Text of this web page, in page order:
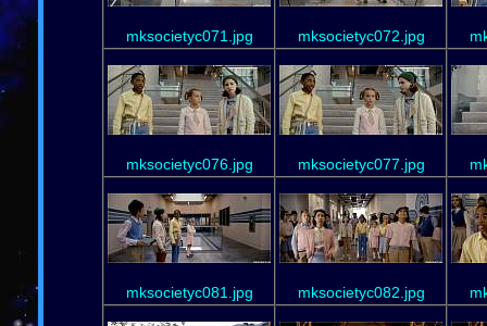
mksocietyc071.jpg mksocietyc072.jpg
mksocietyc076.jpg mksocietyc077.jpg
mksocietyc081.jpg mksocietyc082.jpg